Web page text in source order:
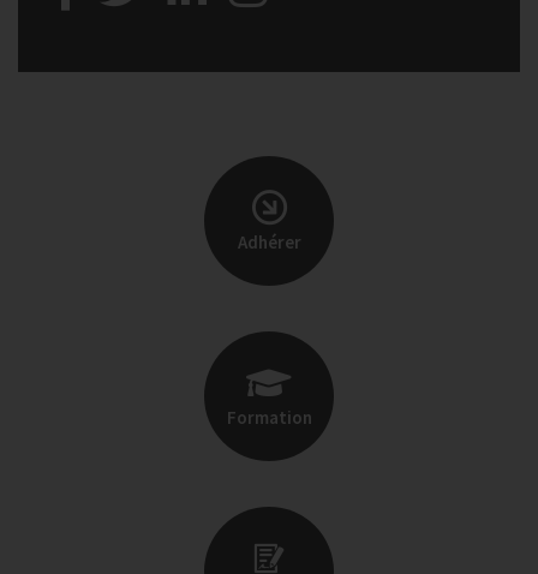
Adhérer
Formation